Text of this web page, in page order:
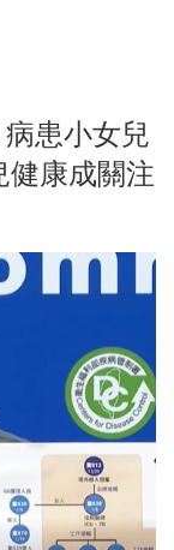
患小女兒
健康成關注